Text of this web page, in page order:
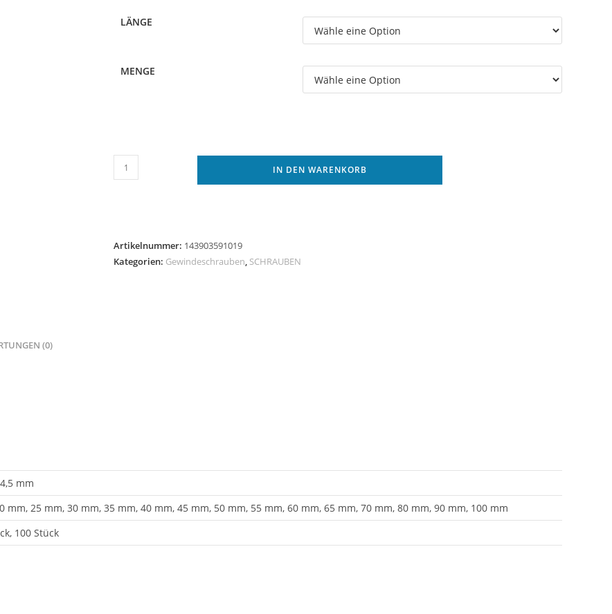
LÄNGE
MENGE
Spanplattenschrauben
Edelstahl
Holzschrauben
senkkopf
IN DEN WARENKORB
Artikelnummer: 143903591019
Kategorien: Gewindeschrauben, SCHRAUBEN
(0)
mm
mm, 25 mm, 30 mm, 35 mm, 40 mm, 45 mm, 50 mm, 55 mm, 60 mm, 65 mm, 70 mm, 80 mm, 90 mm, 100 mm
100 Stück